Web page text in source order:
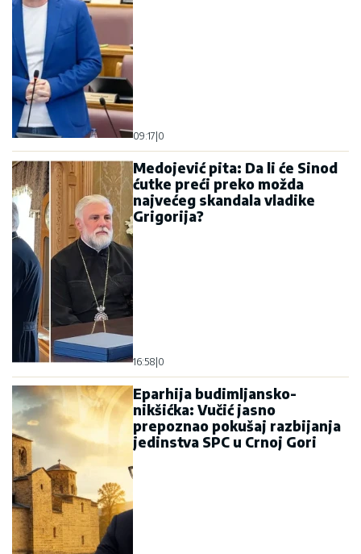
09:17 0
Medojević pita: Da li će Sinod
ćutke preći preko možda
najvećeg skandala vladike
Grigorija?
16:58 0
Eparhija budimljansko-
nikšićka: Vučić jasno
prepoznao pokušaj razbijanja
jedinstva SPC u Crnoj Gori